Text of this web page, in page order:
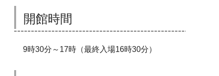
開館時間
9時30分～17時（最終入場16時30分）